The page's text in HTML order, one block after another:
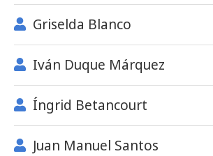
Griselda Blanco
Iván Duque Márquez
Íngrid Betancourt
Juan Manuel Santos